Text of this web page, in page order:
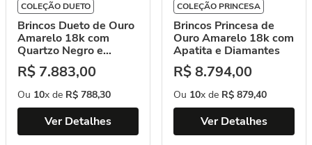
COLEÇÃO DUETO
Brincos Dueto de Ouro
Amarelo 18k com
Quartzo Negro e
Diamantes
R$ 7.883,00
Ou 10x de R$ 788,30
Ver Detalhes
COLEÇÃO PRINCESA
Brincos Princesa de
Ouro Amarelo 18k com
Apatita e Diamantes
R$8.794,00
Ou 10x de R$ 879,40
Ver Detalhes